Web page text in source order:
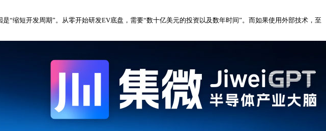
“缩短开发周期”。从零开始研发EV底盘，需要“数十亿美元的投资以及数年时间”。而如果使用外部技术，至